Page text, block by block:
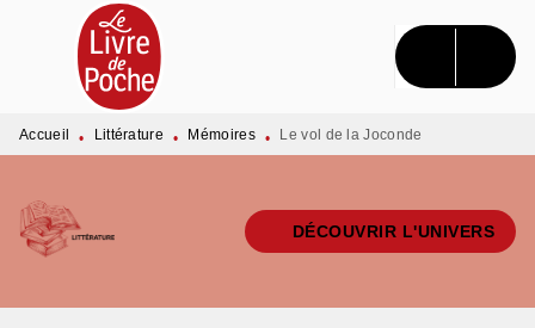
MENU RECHERCHE CONTENU
PIED DE PAGE
Accueil • Littérature • Mémoires • Le vol de la Joconde
DÉCOUVRIR L'UNIVERS